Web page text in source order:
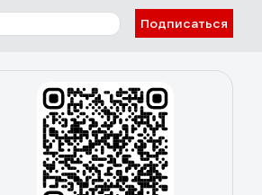
Подписаться